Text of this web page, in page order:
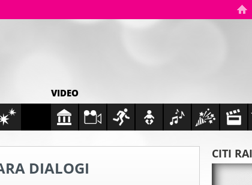
VIDEO
DIALOGI
CITI